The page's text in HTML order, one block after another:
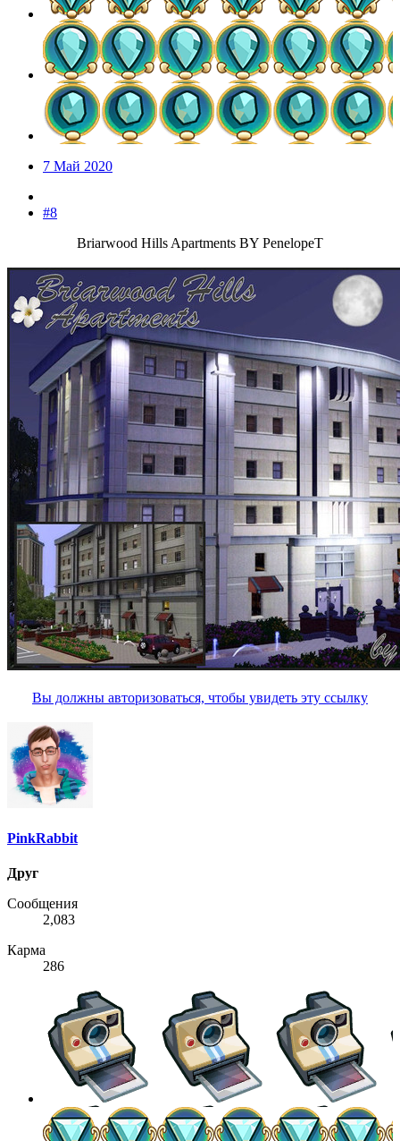
7 Май 2020
#8
Briarwood Hills Apartments BY PenelopeT
Вы должны авторизоваться, чтобы увидеть эту ссылку
PinkRabbit
Друг
Сообщения
2,083
Карма
286